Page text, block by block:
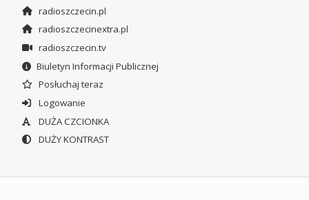
radioszczecin.pl
radioszczecinextra.pl
radioszczecin.tv
Biuletyn Informacji Publicznej
Posłuchaj teraz
Logowanie
DUŻA CZCIONKA
DUŻY KONTRAST